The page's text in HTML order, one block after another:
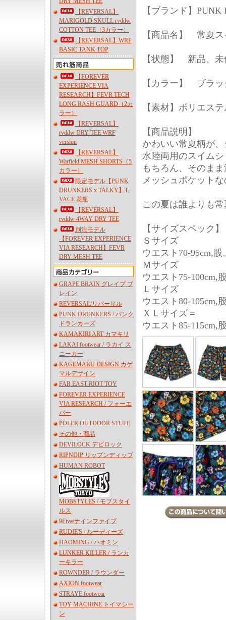
【REVERSAL】
MARIGOLD SKULL rvddw
COTTON TEE（3カラー）
【REVERSAL】WRF
BASIC TANK TOP
【FOREVER
EXPERIENCE VIA
RESEARCH】FEVR TECH
LONG RASH GUARD（2カ
ラー）
【REVERSAL】
rvddw DRY TEE WRF
version
【REVERSAL】
Warfield MESH SHORTS（5
カラー）
限定モデル【PUNK
DRUNKERS x TALKY】T-
VACE 花瓶
【REVERSAL】
rvddw 4WAY DRY TEE
別注モデル
【FOREVER EXPERIENCE
VIA RESEARCH】FEVR
DRY MESH TEE
GRAPE BRAIN グレイプ ブ
レイン
REVERSAL/リバーサル
PUNK DRUNKERS / パンク
ドランカーズ
KAMAKIRI ART カマキリ
LAKAI footwear / ラカイ ス
ニーカー
KAGEMARU DESIGN カゲ
マルデザイン
FAR EAST RIOT TOY
FOREVER EXPERIENCE
VIA RESEARCH / フォーエ
バー
POLER OUTDOOR STUFF
その他・商品
DEVILOCK デビロック
RIPNDIP リップンディップ
HUMAN ROBOT
MOBSTYLES / モブスタイ
ルス
9Five/ナインファイブ
RUDIE'S / ルーディーズ
HAOMING / ハオミン
LUNKER KILLER / ランカ
ーキラー
ROWNDER / ラウンダー
AXION footwear
STRAYE footwear
TOY MACHINE トイマシー
ン
【ブランド】
【商品名】 常夏ス
【状態】 新品、未
【カラー】 ブラッ
【素材】ポリエス
【商品説明】
かわいい常夏柄が
水陸両用のスイム
もちろん、そのま
メッシュポケット
この夏は誰よりも
【サイズスペック】
Ｓサイズ
ウエスト70-95cm,股
Ｍサイズ
ウエスト75-100cm,
Ｌサイズ
ウエスト80-105cm,
ＸＬサイズ＝
ウエスト85-115cm,